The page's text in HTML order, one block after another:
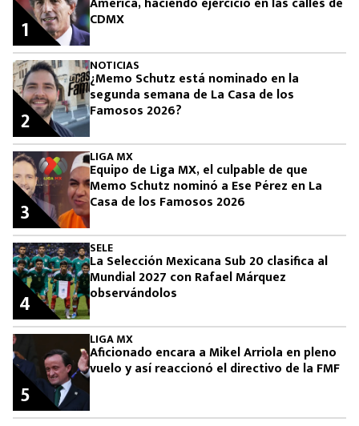
CDMX
1
NOTICIAS
¿Memo Schutz está nominado en la
segunda semana de La Casa de los
Famosos 2026?
2
LIGA MX
Equipo de Liga MX, el culpable de que
Memo Schutz nominó a Ese Pérez en La
Casa de los Famosos 2026
3
SELE
La Selección Mexicana Sub 20 clasifica al
Mundial 2027 con Rafael Márquez
observándolos
4
LIGA MX
Aficionado encara a Mikel Arriola en pleno
vuelo y así reaccionó el directivo de la FMF
5